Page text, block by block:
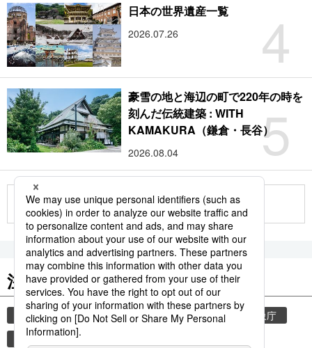
4
日本の世界遺産一覧
2026.07.26
5
豪雪の地と海辺の町で220年の時を
刻んだ伝統建築 : WITH
KAMAKURA（鎌倉・長谷）
2026.08.04
もっと見る
注目のキーワード
共同通信ニュース 和食 気象・災害
気象庁
食材
災害